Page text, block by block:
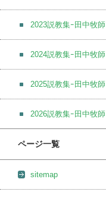
2023説教集ｰ田中牧師
2024説教集ｰ田中牧師
2025説教集ｰ田中牧師
2026説教集ｰ田中牧師
ページ一覧
sitemap